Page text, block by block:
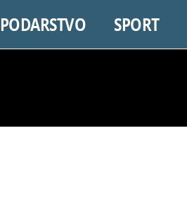
SPORT